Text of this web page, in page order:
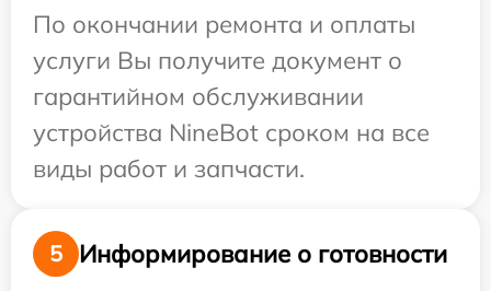
По окончании ремонта и оплаты
услуги Вы получите документ о
гарантийном обслуживании
устройства NineBot сроком на все
виды работ и запчасти.
5
Информирование о готовности